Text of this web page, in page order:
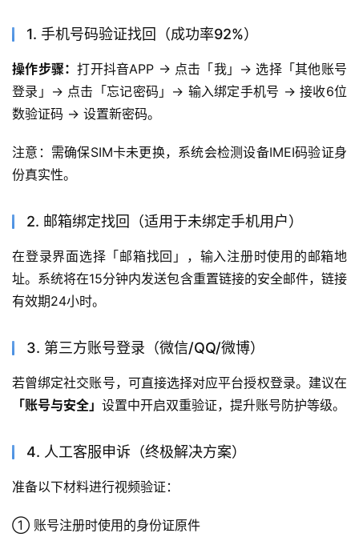
1. 手机号码验证找回（成功率92%）
操作步骤：打开抖音APP → 点击「我」→ 选择「其他账号
登录」→ 点击「忘记密码」→ 输入绑定手机号 → 接收6位
数验证码 → 设置新密码。
注意：需确保SIM卡未更换，系统会检测设备IMEI码验证身
份真实性。
2. 邮箱绑定找回（适用于未绑定手机用户）
在登录界面选择「邮箱找回」，输入注册时使用的邮箱地
址。系统将在15分钟内发送包含重置链接的安全邮件，链接
有效期24小时。
3. 第三方账号登录（微信/QQ/微博）
若曾绑定社交账号，可直接选择对应平台授权登录。建议在
「账号与安全」 设置中开启双重验证，提升账号防护等级。
4. 人工客服申诉（终极解决方案）
准备以下材料进行视频验证：
① 账号注册时使用的身份证原件